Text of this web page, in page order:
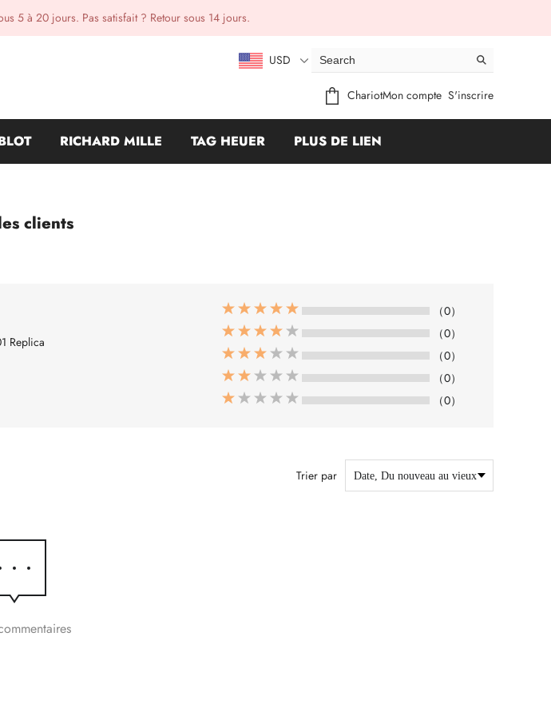
5 à 20 jours. Pas satisfait ? Retour sous 14 jours.
USD
ChariotMon compte S'inscrire
RICHARD MILLE TAG HEUER PLUS DE LIEN
clients
Replica
（0）
（0）
（0）
（0）
（0）
Trier par